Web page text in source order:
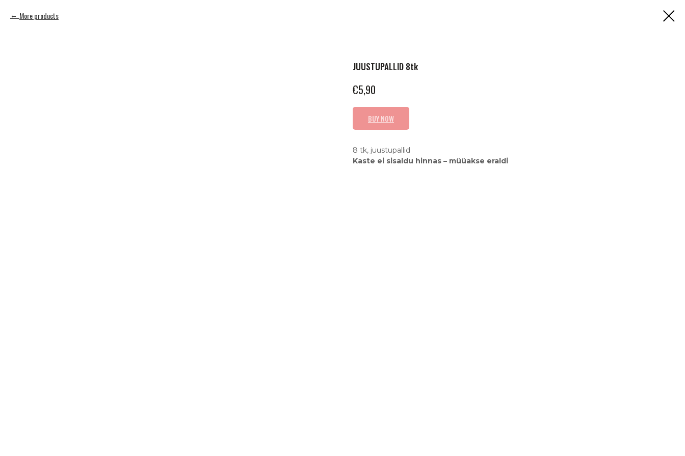
More products
JUUSTUPALLID 8tk
€5,90
BUY NOW
8 tk, juustupallid
Kaste ei sisaldu hinnas – müüakse eraldi